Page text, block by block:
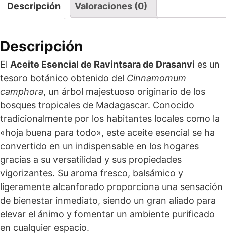
Descripción Valoraciones (0)
Descripción
El Aceite Esencial de Ravintsara de Drasanvi es un
tesoro botánico obtenido del Cinnamomum
camphora, un árbol majestuoso originario de los
bosques tropicales de Madagascar. Conocido
tradicionalmente por los habitantes locales como la
«hoja buena para todo», este aceite esencial se ha
convertido en un indispensable en los hogares
gracias a su versatilidad y sus propiedades
vigorizantes. Su aroma fresco, balsámico y
ligeramente alcanforado proporciona una sensación
de bienestar inmediato, siendo un gran aliado para
elevar el ánimo y fomentar un ambiente purificado
en cualquier espacio.